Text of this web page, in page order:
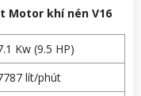
Motor khí nén V16
Kw (9.5 HP)
lít/phút